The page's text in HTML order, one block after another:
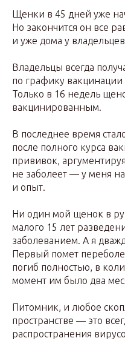
Щенки в 45 дней уже
Но закончится он все
и уже дома у
Владельцы всегда
по графику
Только в 16 недель
вакцинированным.
В последнее время
после полного курса
прививок,
не заболеет — у меня
и опыт.
Ни один мой щенок в
малого 15 лет
заболеванием. А я
Первый помет
погиб полностью, в
момент им было два
Питомник, и любое
пространстве — это
распространения